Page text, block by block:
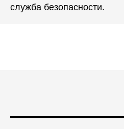
служба безопасности.